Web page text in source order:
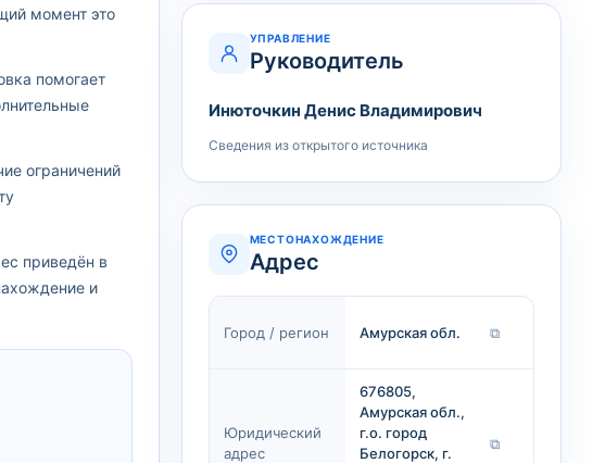
момент это
помогает
ограничений
приведён в
и
УПРАВЛЕНИЕ
Руководитель
Инюточкин Денис Владимирович
Сведения из открытого источника
МЕСТОНАХОЖДЕНИЕ
Адрес
Город / регион Амурская обл. ⧉
Юридический
адрес
676805,
Амурская обл.,
г.о. город
Белогорск, г.
⧉